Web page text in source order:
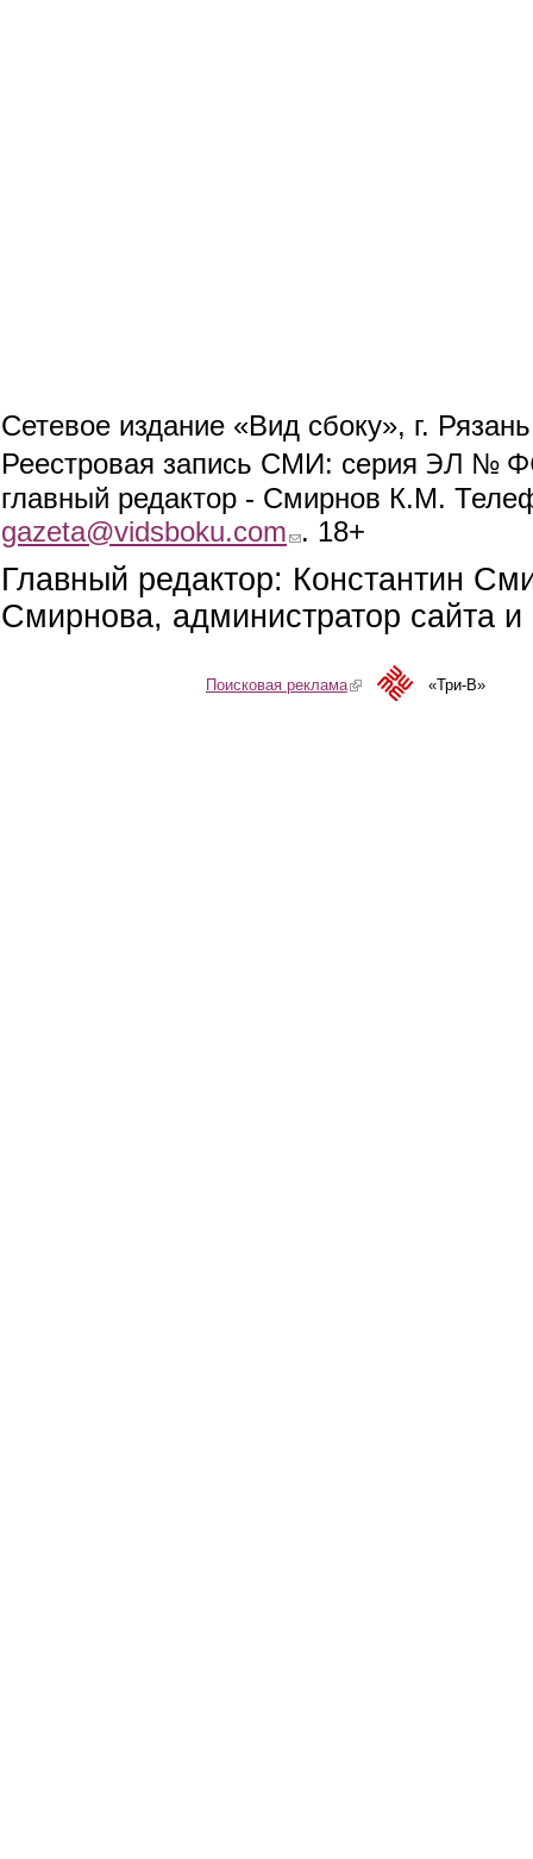
Сетевое издание «Вид сбоку», г.
Реестровая запись СМИ: серия ЭЛ №
главный редактор - Смирнов К.М.
gazeta@vidsboku.com (link sends e-mail)
. 18+
Главный редактор: Константин
Смирнова, администратор сайта
Поисковая реклама(link is external)«Три-В»